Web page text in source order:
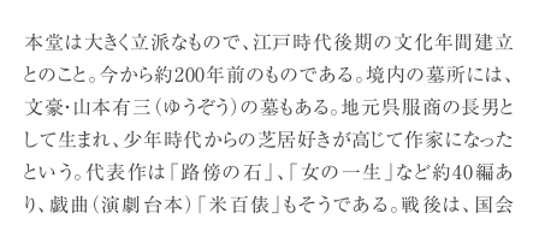
本堂は大きく立派なもので、江戸時代後期の文化年間建立
とのこと。今から約200年前のものである。境内の墓所には、
文豪・山本有三（ゆうぞう）の墓もある。地元呉服商の長男と
して生まれ、少年時代からの芝居好きが高じて作家になった
という。代表作は「路傍の石」、「女の一生」など約40編あ
り、戯曲（演劇台本）「米百俵」もそうである。戦後は、国会